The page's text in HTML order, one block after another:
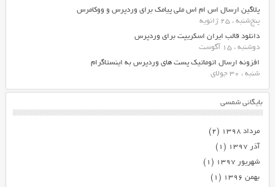
پلاگین ارسال اس ام اس ملی پیامک برای وردپرس و ووکامرس
پنج‌شنبه ، 25 ژانویه
دانلود قالب ایران اسکریپت برای وردپرس
دوشنبه ، 15 آگوست
افزونه ارسال اتوماتیک پست های وردپرس به اینستاگرام
شنبه ، 30 جولای
بایگانی شمسی
مرداد ۱۳۹۸
(۲)
آذر ۱۳۹۷
(۱)
شهریور ۱۳۹۷
(۱)
بهمن ۱۳۹۶
(۱)